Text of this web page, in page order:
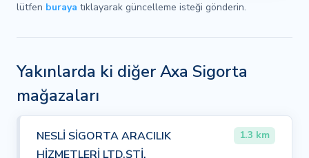
lütfen buraya tıklayarak güncelleme isteği gönderin.
Yakınlarda ki diğer Axa Sigorta
mağazaları
NESLİ SİGORTA ARACILIK
HİZMETLERİ LTD.ŞTİ.
1.3 km